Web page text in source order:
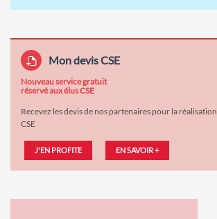
Mon devis CSE
Nouveau service gratuit
réservé aux élus CSE
Recevez les devis de nos partenaires pour la
CSE
J'EN PROFITE EN SAVOIR +